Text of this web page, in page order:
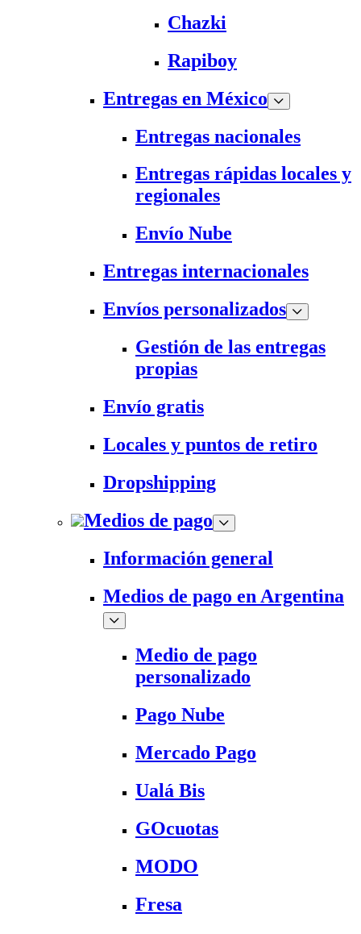
Chazki
Rapiboy
Entregas en México
Entregas nacionales
Entregas rápidas locales y
regionales
Envío Nube
Entregas internacionales
Envíos personalizados
Gestión de las entregas
propias
Envío gratis
Locales y puntos de retiro
Dropshipping
Medios de pago
Información general
Medios de pago en Argentina
Medio de pago
personalizado
Pago Nube
Mercado Pago
Ualá Bis
GOcuotas
MODO
Fresa